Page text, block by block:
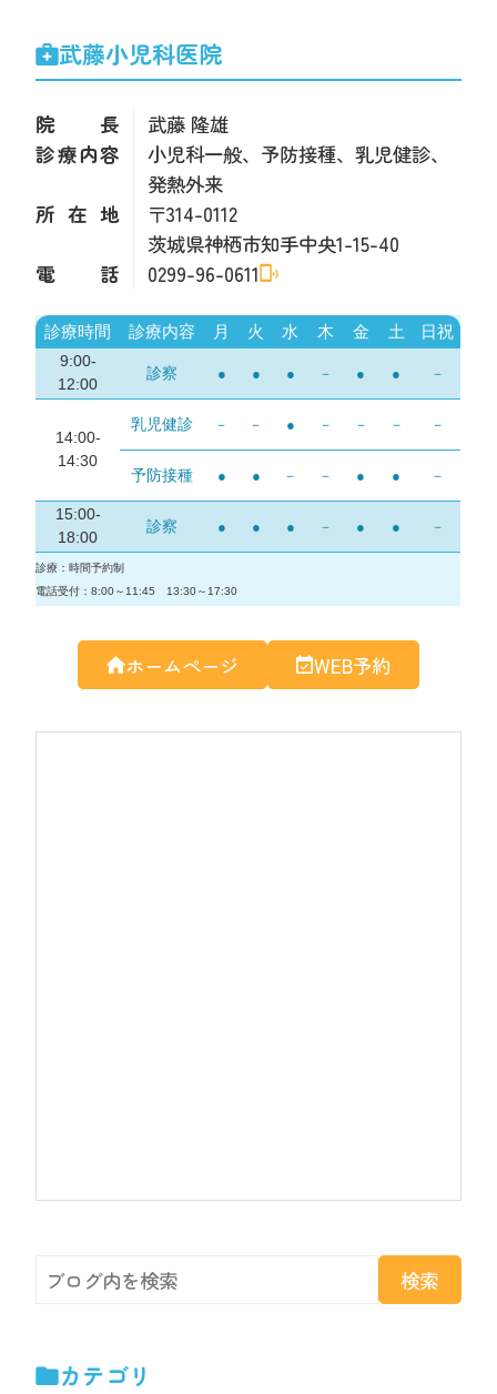
武藤小児科医院
院長
武藤 隆雄
診療内容
小児科一般、予防接種、乳児健診、
発熱外来
所在地
〒314-0112
茨城県神栖市知手中央1-15-40
電話
0299-96-0611
ホームページ WEB予約
カテゴリ